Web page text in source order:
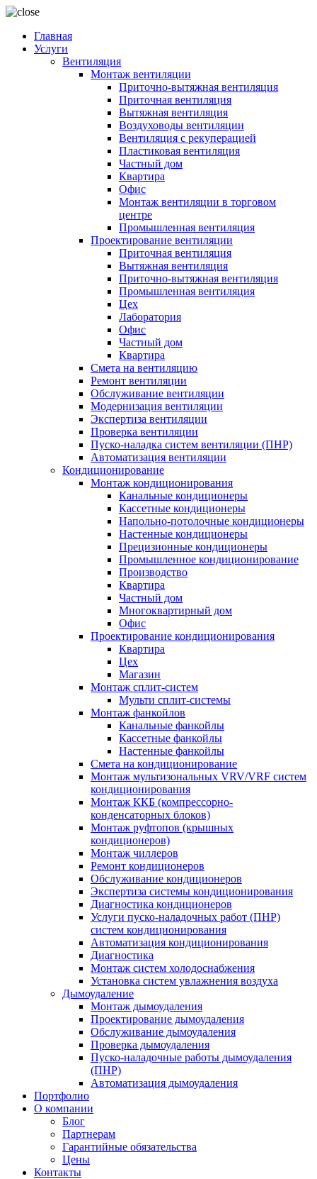
Главная
Услуги
Вентиляция
Монтаж вентиляции
Приточно-вытяжная вентиляция
Приточная вентиляция
Вытяжная вентиляция
Воздуховоды вентиляции
Вентиляция с рекуперацией
Пластиковая вентиляция
Частный дом
Квартира
Офис
Монтаж вентиляции в торговом
центре
Промышленная вентиляция
Проектирование вентиляции
Приточная вентиляция
Вытяжная вентиляция
Приточно-вытяжная вентиляция
Промышленная вентиляция
Цех
Лаборатория
Офис
Частный дом
Квартира
Смета на вентиляцию
Ремонт вентиляции
Обслуживание вентиляции
Модернизация вентиляции
Экспертиза вентиляции
Проверка вентиляции
Пуско-наладка систем вентиляции (ПНР)
Автоматизация вентиляции
Кондиционирование
Монтаж кондиционирования
Канальные кондиционеры
Кассетные кондиционеры
Напольно-потолочные кондиционеры
Настенные кондиционеры
Прецизионные кондиционеры
Промышленное кондиционирование
Производство
Квартира
Частный дом
Многоквартирный дом
Офис
Проектирование кондиционирования
Квартира
Цех
Магазин
Монтаж сплит-систем
Мульти сплит-системы
Монтаж фанкойлов
Канальные фанкойлы
Кассетные фанкойлы
Настенные фанкойлы
Смета на кондиционирование
Монтаж мультизональных VRV/VRF систем
кондиционирования
Монтаж ККБ (компрессорно-
конденсаторных блоков)
Монтаж руфтопов (крышных
кондиционеров)
Монтаж чиллеров
Ремонт кондиционеров
Обслуживание кондиционеров
Экспертиза системы кондиционирования
Диагностика кондиционеров
Услуги пуско-наладочных работ (ПНР)
систем кондиционирования
Автоматизация кондиционирования
Диагностика
Монтаж систем холодоснабжения
Установка систем увлажнения воздуха
Дымоудаление
Монтаж дымоудаления
Проектирование дымоудаления
Обслуживание дымоудаления
Проверка дымоудаления
Пуско-наладочные работы дымоудаления
(ПНР)
Автоматизация дымоудаления
Портфолио
О компании
Блог
Партнерам
Гарантийные обязательства
Цены
Контакты